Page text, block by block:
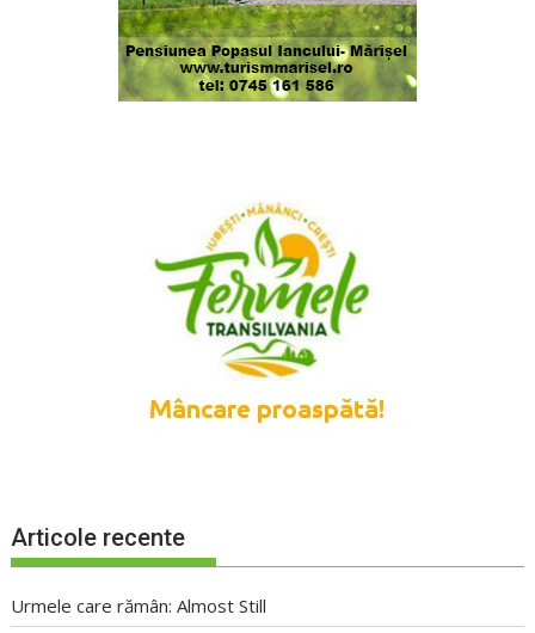
Articole recente
Urmele care rămân: Almost Still